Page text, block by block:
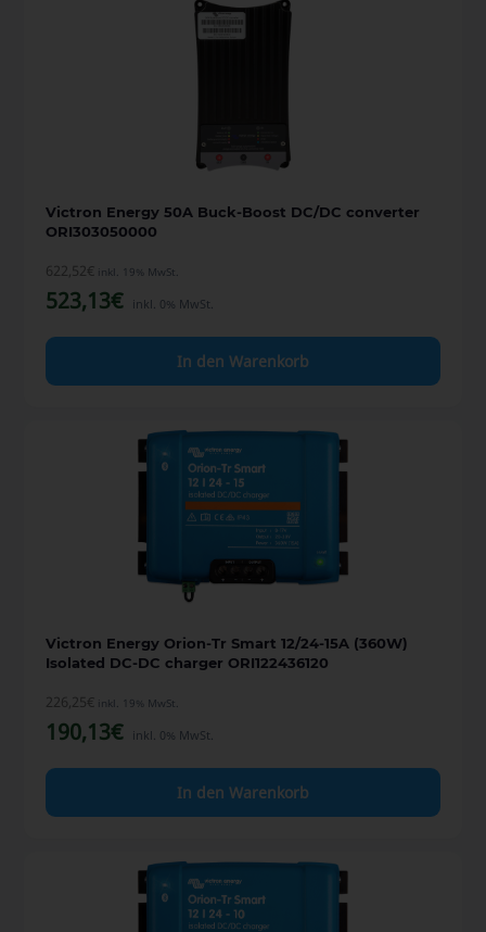
Victron Energy 50A Buck-Boost DC/DC converter
ORI303050000
622,52€ inkl. 19% MwSt.
523,13€ inkl. 0% MwSt.
In den Warenkorb
Victron Energy Orion-Tr Smart 12/24-15A (360W)
Isolated DC-DC charger ORI122436120
226,25€ inkl. 19% MwSt.
190,13€ inkl. 0% MwSt.
In den Warenkorb